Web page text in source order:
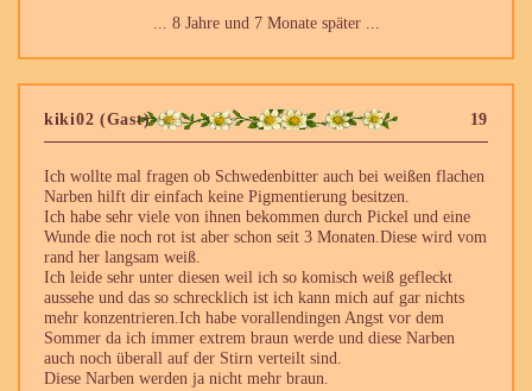
... 8 Jahre und 7 Monate später ...
19
kiki02 (Gast)
Ich wollte mal fragen ob Schwedenbitter auch bei weißen flachen
Narben hilft dir einfach keine Pigmentierung besitzen.
Ich habe sehr viele von ihnen bekommen durch Pickel und eine
Wunde die noch rot ist aber schon seit 3 Monaten.Diese wird vom
rand her langsam weiß.
Ich leide sehr unter diesen weil ich so komisch weiß gefleckt
aussehe und das so schrecklich ist ich kann mich auf gar nichts
mehr konzentrieren.Ich habe vorallendingen Angst vor dem
Sommer da ich immer extrem braun werde und diese Narben
auch noch überall auf der Stirn verteilt sind.
Diese Narben werden ja nicht mehr braun.